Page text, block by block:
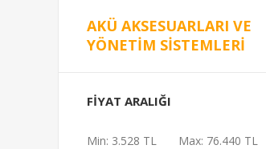
AKÜ AKSESUARLARI VE
YÖNETIM SISTEMLERI
FIYAT ARALIĞI
Min: 3.528 TL Max: 76.440 TL